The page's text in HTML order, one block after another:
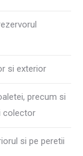
si exterior
precum si
colector
si pe peretii